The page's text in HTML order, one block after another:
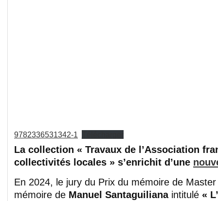
9782336531342-1
La collection « Travaux de l’Association
collectivités locales » s’enrichit d’une
En 2024, le jury du Prix du mémoire de
mémoire de Manuel Santaguilianaintitulé «